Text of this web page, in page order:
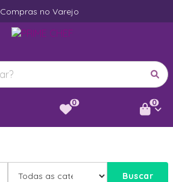
Compras no Varejo
0 0
Buscar